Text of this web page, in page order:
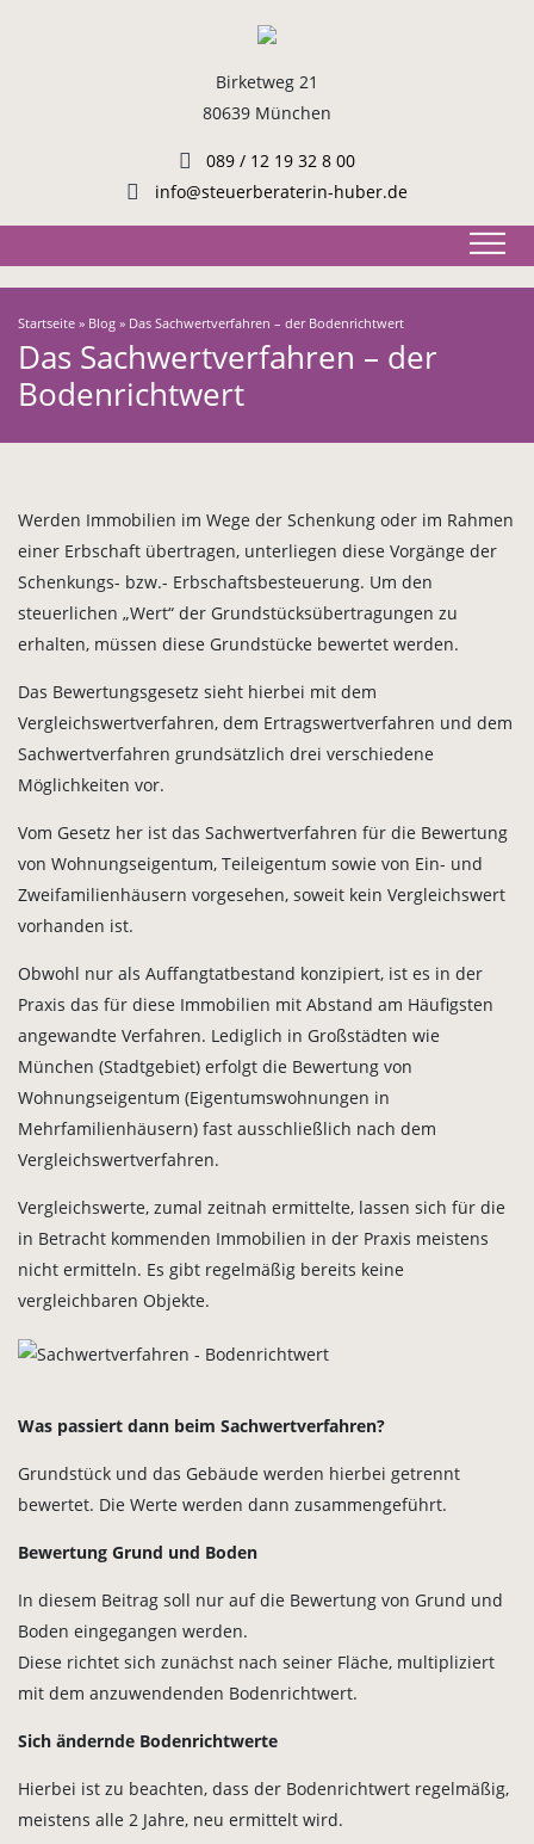
Birketweg 21
80639 München
089 / 12 19 32 8 00
info@steuerberaterin-huber.de
Startseite » Blog » Das Sachwertverfahren – der Bodenrichtwert
Das Sachwertverfahren – der
Bodenrichtwert
Werden Immobilien im Wege der Schenkung oder im Rahmen
einer Erbschaft übertragen, unterliegen diese Vorgänge der
Schenkungs- bzw.- Erbschaftsbesteuerung. Um den
steuerlichen „Wert“ der Grundstücksübertragungen zu
erhalten, müssen diese Grundstücke bewertet werden.
Das Bewertungsgesetz sieht hierbei mit dem
Vergleichswertverfahren, dem Ertragswertverfahren und dem
Sachwertverfahren grundsätzlich drei verschiedene
Möglichkeiten vor.
Vom Gesetz her ist das Sachwertverfahren für die Bewertung
von Wohnungseigentum, Teileigentum sowie von Ein- und
Zweifamilienhäusern vorgesehen, soweit kein Vergleichswert
vorhanden ist.
Obwohl nur als Auffangtatbestand konzipiert, ist es in der
Praxis das für diese Immobilien mit Abstand am Häufigsten
angewandte Verfahren. Lediglich in Großstädten wie
München (Stadtgebiet) erfolgt die Bewertung von
Wohnungseigentum (Eigentumswohnungen in
Mehrfamilienhäusern) fast ausschließlich nach dem
Vergleichswertverfahren.
Vergleichswerte, zumal zeitnah ermittelte, lassen sich für die
in Betracht kommenden Immobilien in der Praxis meistens
nicht ermitteln. Es gibt regelmäßig bereits keine
vergleichbaren Objekte.
Was passiert dann beim Sachwertverfahren?
Grundstück und das Gebäude werden hierbei getrennt
bewertet. Die Werte werden dann zusammengeführt.
Bewertung Grund und Boden
In diesem Beitrag soll nur auf die Bewertung von Grund und
Boden eingegangen werden.
Diese richtet sich zunächst nach seiner Fläche, multipliziert
mit dem anzuwendenden Bodenrichtwert.
Sich ändernde Bodenrichtwerte
Hierbei ist zu beachten, dass der Bodenrichtwert regelmäßig,
meistens alle 2 Jahre, neu ermittelt wird.